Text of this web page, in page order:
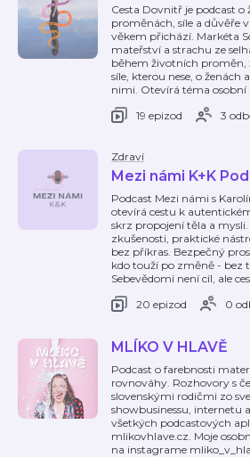
Cesta Dovnitř je podcast o
proměnách, síle a důvěře v
věkem přichází. Markéta
mateřství a strachu ze
během životních proměn,
síle, kterou nese, o ženách
nimi. Otevírá téma osobní
19 epizod
3
Zdraví
Mezi námi K+K
Podcast Mezi námi s
otevírá cestu k
skrz propojení těla a
zkušenosti, praktické
bez příkras. Bezpečný
kdo touží po změně - bez
Sebevědomí není cíl, ale ces
20 epizod
0
MLÍKO V HLAVĚ
Podcast o farebnosti
rovnováhy. Rozhovory s
slovenskými rodičmi zo
showbusinessu, internetu
všetkých podcastových
mlikovhlave.cz. Moje
na instagrame